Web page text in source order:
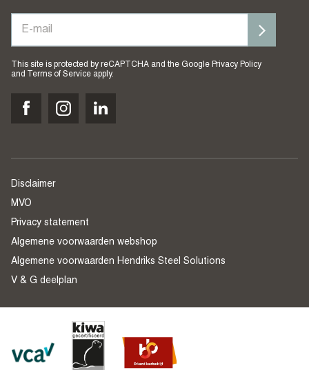
This site is protected by reCAPTCHA and the Google Privacy Policy
and
Terms of Service apply.
Disclaimer
MVO
Privacy statement
Algemene voorwaarden webshop
Algemene voorwaarden Hendriks Steel Solutions
V & G deelplan